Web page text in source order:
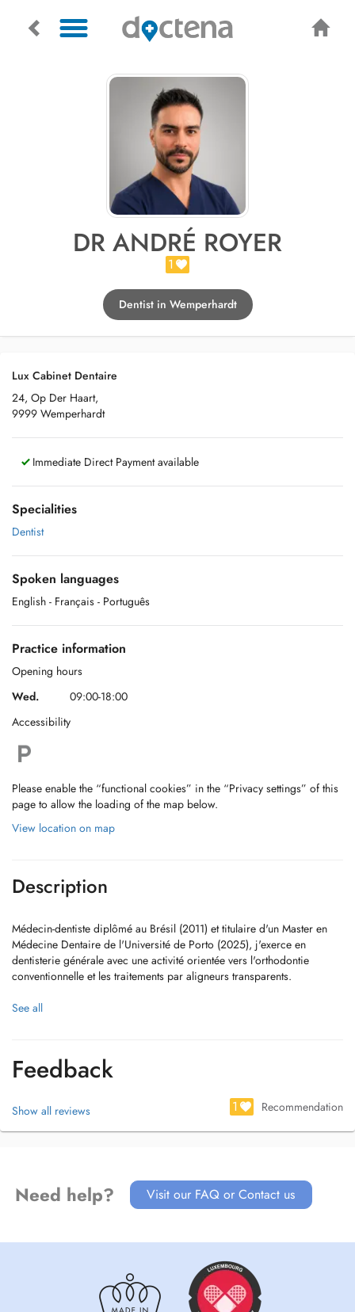
DR ANDRÉ ROYER
1
Dentist in Wemperhardt
Lux Cabinet Dentaire
24, Op Der Haart,
9999 Wemperhardt
Immediate Direct Payment available
Specialities
Dentist
Spoken languages
English - Français - Português
Practice information
Opening hours
Wed.
09:00-18:00
Accessibility
Please enable the “functional cookies” in the “Privacy settings” of this
page to allow the loading of the map below.
View location on map
Description
Médecin-dentiste diplômé au Brésil (2011) et titulaire d'un Master en
Médecine Dentaire de l'Université de Porto (2025), j'exerce en
dentisterie générale avec une activité orientée vers l'orthodontie
conventionnelle et les traitements par aligneurs transparents.
J'intègre les technologies numériques afin d'offrir des soins précis,
de traitement et à une relation de confiance avec chaque patient.
See all
Feedback
Show all reviews 1 Recommendation
Need help? Visit our FAQ or Contact us